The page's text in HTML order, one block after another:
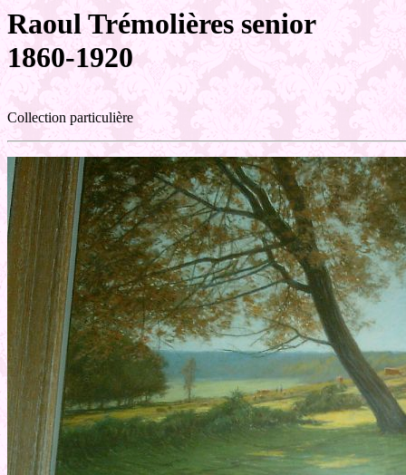
Raoul Trémolières senior
1860-1920
Collection particulière